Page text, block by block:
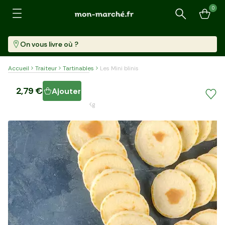
Recherche
0
On vous livre où ?
Accueil Traiteur Tartinables Les Mini blinis
Les Mini blinis
20,67 €/kg
2,79 € Ajouter